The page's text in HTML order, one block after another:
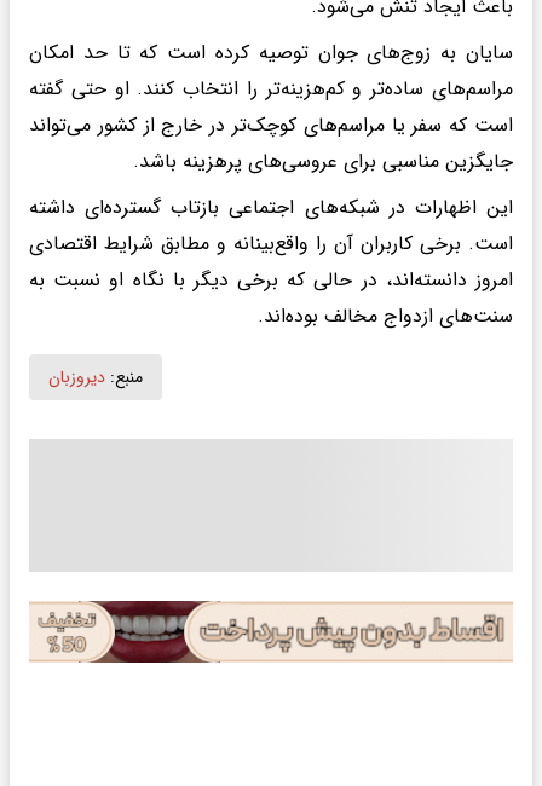
باعث ایجاد تنش می‌شود.
سایان به زوج‌های جوان توصیه کرده است که تا حد امکان
مراسم‌های ساده‌تر و کم‌هزینه‌تر را انتخاب کنند. او حتی گفته
است که سفر یا مراسم‌های کوچک‌تر در خارج از کشور می‌تواند
جایگزین مناسبی برای عروسی‌های پرهزینه باشد.
این اظهارات در شبکه‌های اجتماعی بازتاب گسترده‌ای داشته
است. برخی کاربران آن را واقع‌بینانه و مطابق شرایط اقتصادی
امروز دانسته‌اند، در حالی که برخی دیگر با نگاه او نسبت به
سنت‌های ازدواج مخالف بوده‌اند.
منبع: دیروزبان